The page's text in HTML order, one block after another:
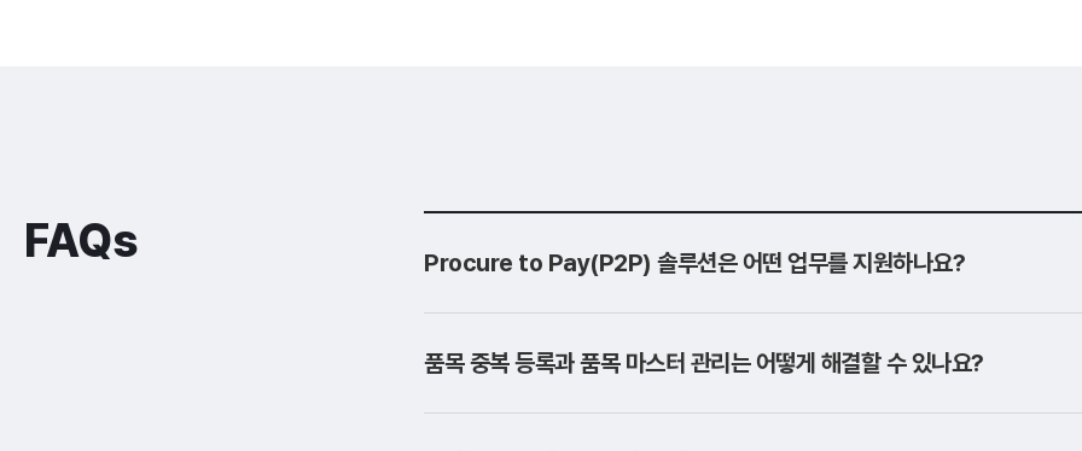
FAQs Procure to Pay(P2P) 솔루션은 어떤 업무를 지원하나요?
품목 중복 등록과 품목 마스터 관리는 어떻게 해결할 수 있나요?